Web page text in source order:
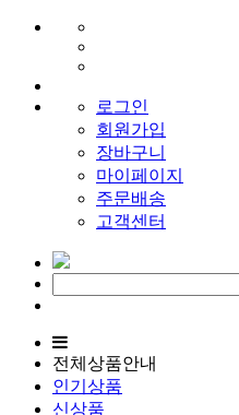
로그인
회원가입
장바구니
마이페이지
주문배송
고객센터
전체상품안내
인기상품
신상품